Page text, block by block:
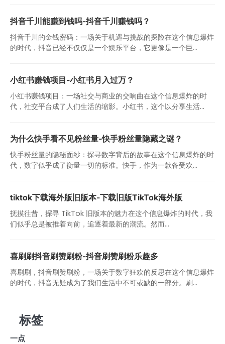
抖音千川能赚到钱吗-抖音千川赚钱吗？
抖音千川的金钱密码：一场关于机遇与挑战的探险在这个信息爆炸
的时代，抖音已经不仅仅是一个娱乐平台，它更像是一个巨...
小红书赚钱项目-小红书月入过万？
小红书赚钱项目：一场社交与商业的交响曲在这个信息爆炸的时
代，社交平台成了人们生活的缩影。小红书，这个以分享生活...
为什么快手看不见粉丝量-快手粉丝量隐藏之谜？
快手粉丝量的隐秘面纱：探寻数字背后的故事在这个信息爆炸的时
代，数字似乎成了衡量一切的标准。快手，作为一款备受欢...
tiktok下载海外版旧版本-下载旧版TikTok海外版
抚摸往昔，探寻 TikTok 旧版本的魅力在这个信息爆炸的时代，我
们似乎总是被推着向前，追逐着最新的潮流。然而...
喜刷刷抖音刷赞刷粉-抖音刷赞刷粉乐趣多
喜刷刷，抖音刷赞刷粉，一场关于数字狂欢的反思在这个信息爆炸
的时代，抖音无疑成为了我们生活中不可或缺的一部分。刷...
标签
一点